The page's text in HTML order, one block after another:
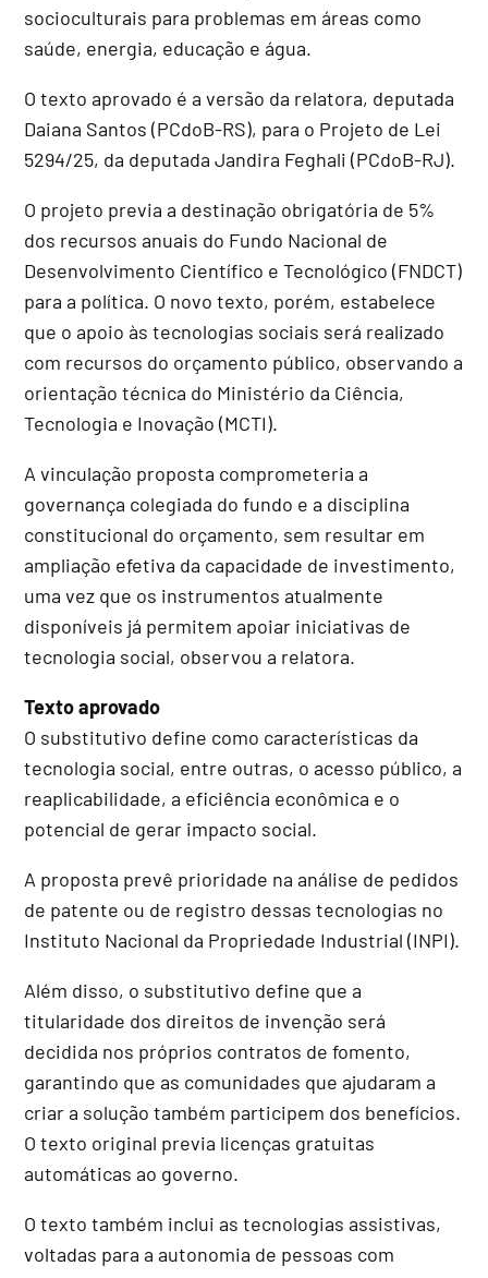
socioculturais para problemas em áreas como
saúde, energia, educação e água.
O texto aprovado é a versão da relatora, deputada
Daiana Santos (PCdoB-RS), para o Projeto de Lei
5294/25, da deputada Jandira Feghali (PCdoB-RJ).
O projeto previa a destinação obrigatória de 5%
dos recursos anuais do Fundo Nacional de
Desenvolvimento Científico e Tecnológico (FNDCT)
para a política. O novo texto, porém, estabelece
que o apoio às tecnologias sociais será realizado
com recursos do orçamento público, observando a
orientação técnica do Ministério da Ciência,
Tecnologia e Inovação (MCTI).
A vinculação proposta comprometeria a
governança colegiada do fundo e a disciplina
constitucional do orçamento, sem resultar em
ampliação efetiva da capacidade de investimento,
uma vez que os instrumentos atualmente
disponíveis já permitem apoiar iniciativas de
tecnologia social, observou a relatora.
Texto aprovado
O substitutivo define como características da
tecnologia social, entre outras, o acesso público, a
reaplicabilidade, a eficiência econômica e o
potencial de gerar impacto social.
A proposta prevê prioridade na análise de pedidos
de patente ou de registro dessas tecnologias no
Instituto Nacional da Propriedade Industrial (INPI).
Além disso, o substitutivo define que a
titularidade dos direitos de invenção será
decidida nos próprios contratos de fomento,
garantindo que as comunidades que ajudaram a
criar a solução também participem dos benefícios.
O texto original previa licenças gratuitas
automáticas ao governo.
O texto também inclui as tecnologias assistivas,
voltadas para a autonomia de pessoas com